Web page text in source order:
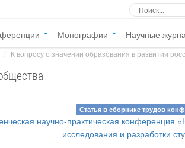
Монографии Научные
К вопросу о значении образования в развитии
Статья в сборнике трудов
научно-практическая конференция
исследования и разработки